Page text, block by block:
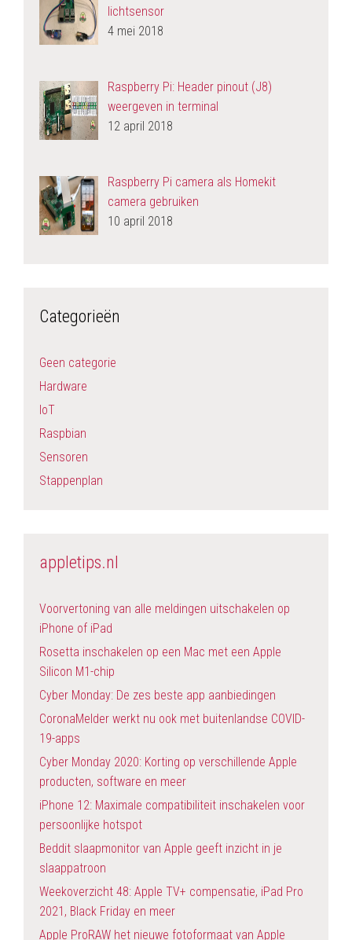
lichtsensor
4 mei 2018
Raspberry Pi: Header pinout (J8)
weergeven in terminal
12 april 2018
Raspberry Pi camera als Homekit
camera gebruiken
10 april 2018
Categorieën
Geen categorie
Hardware
IoT
Raspbian
Sensoren
Stappenplan
appletips.nl
Voorvertoning van alle meldingen uitschakelen op
iPhone of iPad
Rosetta inschakelen op een Mac met een Apple
Silicon M1-chip
Cyber Monday: De zes beste app aanbiedingen
CoronaMelder werkt nu ook met buitenlandse COVID-
19-apps
Cyber Monday 2020: Korting op verschillende Apple
producten, software en meer
iPhone 12: Maximale compatibiliteit inschakelen voor
persoonlijke hotspot
Beddit slaapmonitor van Apple geeft inzicht in je
slaappatroon
Weekoverzicht 48: Apple TV+ compensatie, iPad Pro
2021, Black Friday en meer
Apple ProRAW het nieuwe fotoformaat van Apple